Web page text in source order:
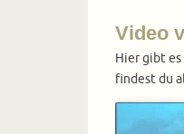
Video
Hier gibt es
findest du